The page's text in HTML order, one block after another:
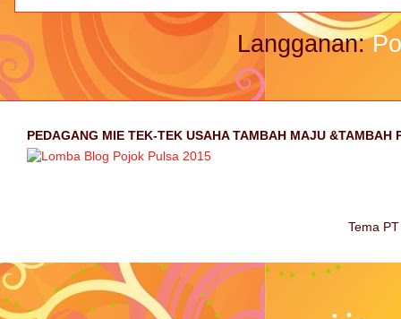
Langganan:
PEDAGANG MIE TEK-TEK USAHA TAMBAH MAJU &TAMBAH
Tema